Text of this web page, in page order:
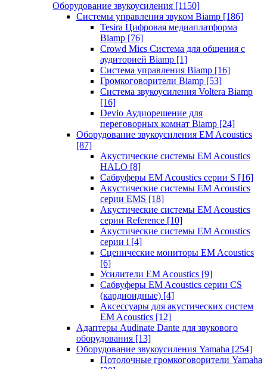
Оборудование звукоусиления [1150]
Системы управления звуком Biamp [186]
Tesira Цифровая медиаплатформа
Biamp [76]
Crowd Mics Система для общения с
аудиторией Biamp [1]
Система управления Biamp [16]
Громкоговорители Biamp [53]
Система звукоусиления Voltera Biamp
[16]
Devio Аудиорешение для
переговорных комнат Biamp [24]
Оборудование звукоусиления EM Acoustics
[87]
Акустические системы EM Acoustics
HALO [8]
Сабвуферы EM Acoustics серии S [16]
Акустические системы EM Acoustics
серии EMS [18]
Акустические системы EM Acoustics
серии Reference [10]
Акустические системы EM Acoustics
серии i [4]
Сценические мониторы EM Acoustics
[6]
Усилители EM Acoustics [9]
Сабвуферы EM Acoustics серии CS
(кардиоидные) [4]
Аксессуары для акустических систем
EM Acoustics [12]
Адаптеры Audinate Dante для звукового
оборудования [13]
Оборудование звукоусиления Yamaha [254]
Потолочные громкоговорители Yamaha